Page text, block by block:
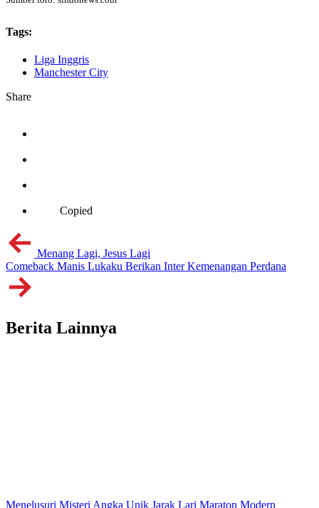
Tags:
Liga Inggris
Manchester City
Share
Copied
Menang Lagi, Jesus Lagi
Comeback Manis Lukaku Berikan Inter Kemenangan Perdana
Berita Lainnya
Menelusuri Misteri Angka Unik Jarak Lari Maraton Modern